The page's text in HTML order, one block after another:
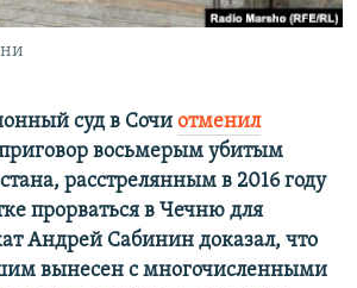
суд в Сочи отменил
восьмерым убитым
расстрелянным в 2016 году
прорваться в Чечню для
Андрей Сабинин доказал, что
вынесен с многочисленными